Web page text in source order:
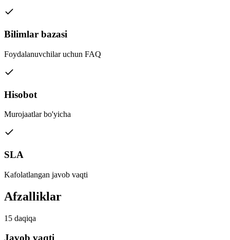
Bilimlar bazasi
Foydalanuvchilar uchun FAQ
Hisobot
Murojaatlar bo'yicha
SLA
Kafolatlangan javob vaqti
Afzalliklar
15 daqiqa
Javob vaqti